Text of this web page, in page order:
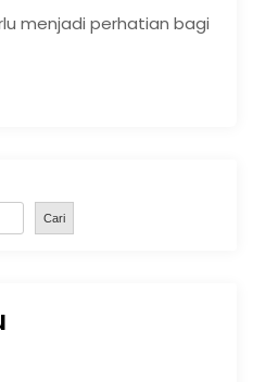
menjadi perhatian bagi
Cari